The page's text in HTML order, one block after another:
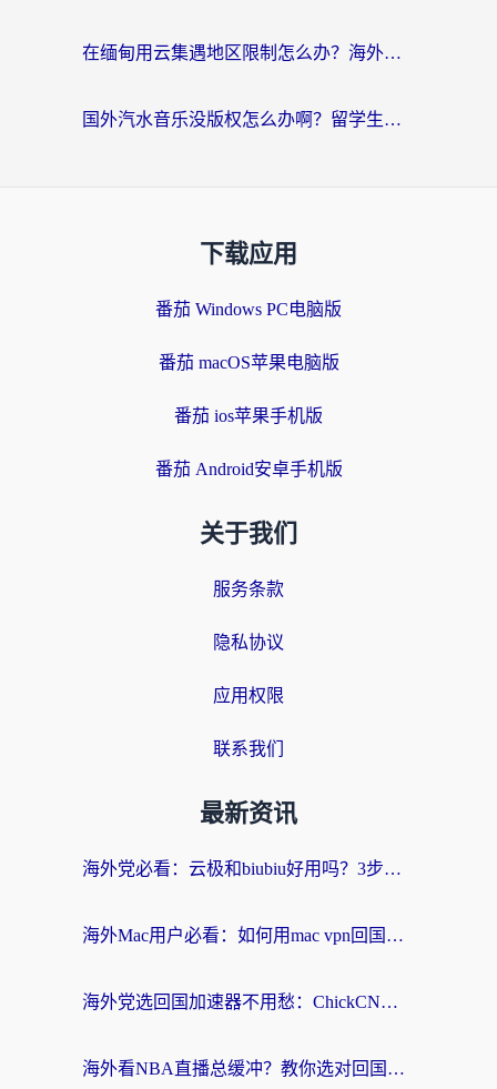
在缅甸用云集遇地区限制怎么办？海外党亲测有效解决方案来了！
国外汽水音乐没版权怎么办啊？留学生亲测有效的回国加速攻略
下载应用
番茄 Windows PC电脑版
番茄 macOS苹果电脑版
番茄 ios苹果手机版
番茄 Android安卓手机版
关于我们
服务条款
隐私协议
应用权限
联系我们
最新资讯
海外党必看：云极和biubiu好用吗？3步选对回国加速器，无缝刷国内剧玩手游
海外Mac用户必看：如何用mac vpn回国实现无缝刷国内剧玩国服？
海外党选回国加速器不用愁：ChickCN和SpeedCN好用吗？实测对比+避坑指南
海外看NBA直播总缓冲？教你选对回国加速器，无缝看球还能刷国内剧